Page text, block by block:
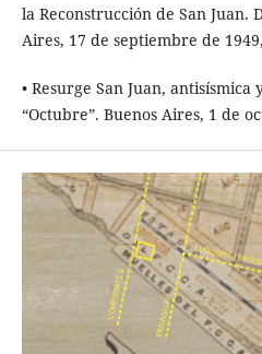
la Reconstrucción de San Juan.
Aires, 17 de septiembre de
• Resurge San Juan,
“Octubre”. Buenos Aires, 1 de